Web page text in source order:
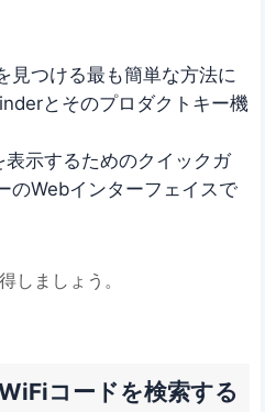
見つける最も簡単な方法に
とそのプロダクトキー機
示するためのクイックガ
のWebインターフェイスで
しましょう。
コードを検索する